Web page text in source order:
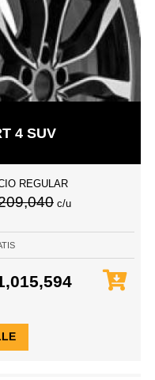
4 SUV
REGULAR
c/u